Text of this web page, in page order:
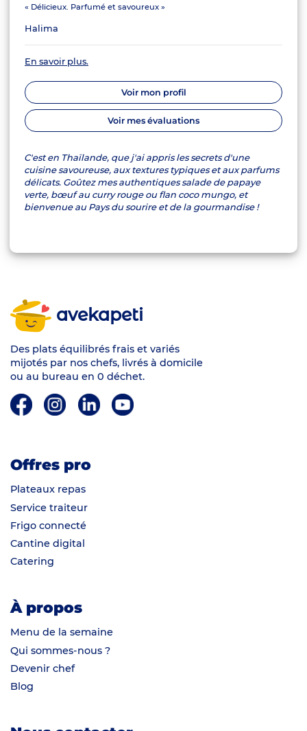
« Délicieux. Parfumé et savoureux »
Halima
En savoir plus.
Voir mon profil
Voir mes évaluations
C'est en Thaïlande, que j'ai appris les secrets d'une
cuisine savoureuse, aux textures typiques et aux parfums
délicats. Goûtez mes authentiques salade de papaye
verte, bœuf au curry rouge ou flan coco mungo, et
bienvenue au Pays du sourire et de la gourmandise !
avekapeti
Des plats équilibrés frais et variés
mijotés par nos chefs, livrés à domicile
ou au bureau en 0 déchet.
Offres pro
Plateaux repas
Service traiteur
Frigo connecté
Cantine digital
Catering
À propos
Menu de la semaine
Qui sommes-nous ?
Devenir chef
Blog